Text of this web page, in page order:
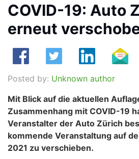
COVID-19: Auto
erneut
Posted by: Unknown author
Mit Blick auf die aktuellen
Zusammenhang mit COVID-19
Veranstalter der Auto Zürich
kommende Veranstaltung auf
2021 zu verschieben.